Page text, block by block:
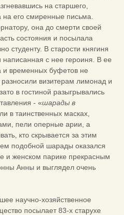
на старшего,
на его смиренные письма.
она до смерти своей
состояния и посылала
студенту. В старости княгиня
написанная с нее героиня. В ее
и временных буфетов не
визитерам лимонад и
в гостиной разыгрывались
- «шарады в
в таинственных масках,
пели оперные арии, а
кто скрывается за этим
подобной шарады оказался
и женском парике прекрасным
Анны и выглядел очень
научно-хозяйственное
посылает 83-х старухе